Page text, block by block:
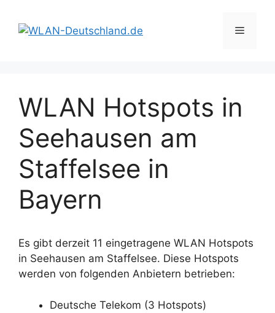
Inhalt
springen
Menü
WLAN Hotspots in
Seehausen am
Staffelsee in
Bayern
Es gibt derzeit 11 eingetragene WLAN Hotspots
in Seehausen am Staffelsee. Diese Hotspots
werden von folgenden Anbietern betrieben:
Deutsche Telekom (3 Hotspots)